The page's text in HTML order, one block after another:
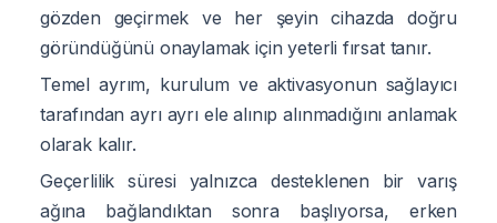
gözden geçirmek ve her şeyin cihazda doğru
göründüğünü onaylamak için yeterli fırsat tanır.
Temel ayrım, kurulum ve aktivasyonun sağlayıcı
tarafından ayrı ayrı ele alınıp alınmadığını anlamak
olarak kalır.
Geçerlilik süresi yalnızca desteklenen bir varış
ağına bağlandıktan sonra başlıyorsa, erken